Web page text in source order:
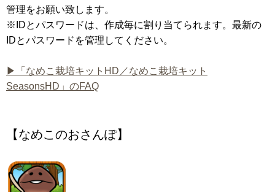
管理をお願い致します。
※IDとパスワードは、作成毎に割り当てられます。最新の
IDとパスワードを管理してください。
▶「なめこ栽培キットHD／なめこ栽培キット
SeasonsHD」のFAQ
【なめこのおさんぽ】